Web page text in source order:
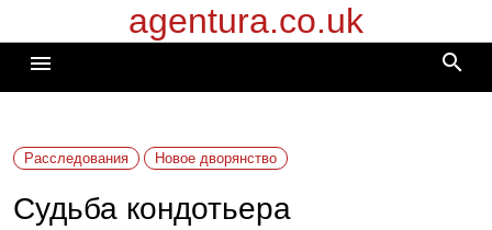
к
содержимому
agentura.co.uk
menu search
Расследования Новое дворянство
Судьба кондотьера